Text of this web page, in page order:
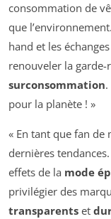
consommation de
que
hand et les
renouveler la garde-
surconsommation
pour la planète ! »
« En tant que fan de
dernières
effets de la mode
privilégier des
transparents et